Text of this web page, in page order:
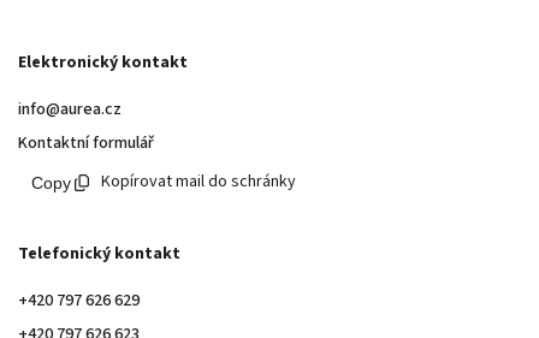
Elektronický kontakt
info@aurea.cz
Kontaktní formulář
Kopírovat mail do schránky
Telefonický kontakt
+420 797 626 629